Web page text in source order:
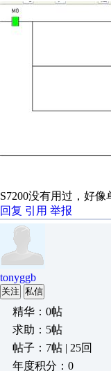
S7200没有用过，好
回复 引用 举报
tonyggb
关注 私信
精华：0帖
求助：5帖
帖子：7帖 | 25回
年度积分：0